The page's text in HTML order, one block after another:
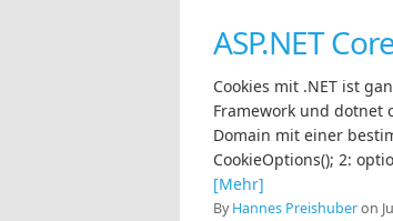
ASP.NET
Cookies mit .NET ist
Framework und dotnet
Domain mit einer
CookieOptions(); 2:
[Mehr]
ByHannes Preishuberon